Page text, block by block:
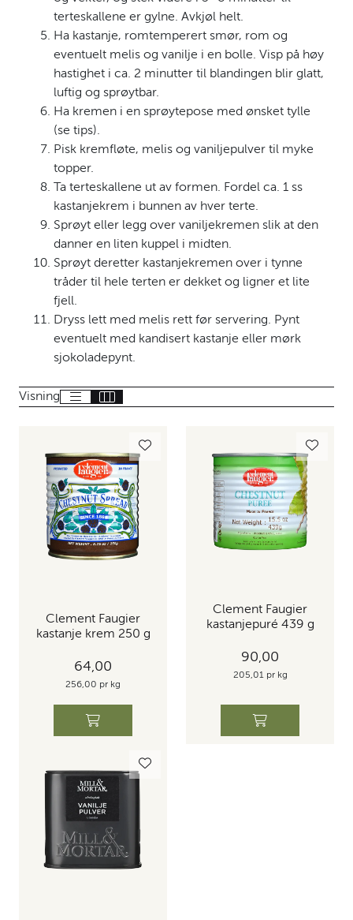
terteskallene er gylne. Avkjøl helt.
Ha kastanje, romtemperert smør, rom og
eventuelt melis og vanilje i en bolle. Visp på høy
hastighet i ca. 2 minutter til blandingen blir glatt,
luftig og sprøytbar.
Ha kremen i en sprøytepose med ønsket tylle
(se tips).
Pisk kremfløte, melis og vaniljepulver til myke
topper.
Ta terteskallene ut av formen. Fordel ca. 1 ss
kastanjekrem i bunnen av hver terte.
Sprøyt eller legg over vaniljekremen slik at den
danner en liten kuppel i midten.
Sprøyt deretter kastanjekremen over i tynne
tråder til hele terten er dekket og ligner et lite
fjell.
Dryss lett med melis rett før servering. Pynt
eventuelt med kandisert kastanje eller mørk
sjokoladepynt.
Visning
Clement Faugier
kastanje krem 250 g
64,00
256,00 pr kg
Clement Faugier
kastanjepuré 439 g
90,00
205,01 pr kg